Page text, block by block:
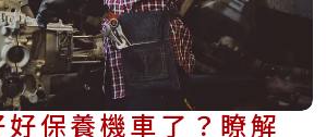
保養機車了？瞭解